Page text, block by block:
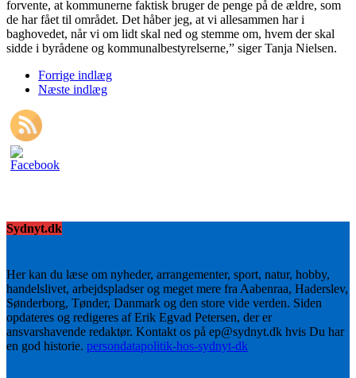
forvente, at kommunerne faktisk bruger de penge på de ældre, som
de har fået til området. Det håber jeg, at vi allesammen har i
baghovedet, når vi om lidt skal ned og stemme om, hvem der skal
sidde i byrådene og kommunalbestyrelserne,” siger Tanja Nielsen.
Forrige indlæg
Næste indlæg
Sydnyt.dk
Her kan du læse om nyheder, arrangementer, sport, natur, hobby,
handelslivet, arbejdspladser og meget mere fra Aabenraa, Haderslev,
Sønderborg, Tønder, Danmark og den store vide verden. Siden
opdateres og redigeres af Erik Egvad Petersen, der er
ansvarshavende redaktør. Kontakt os på ep@sydnyt.dk hvis Du har
en god historie. persondatapolitik-hos-sydnyt-dk